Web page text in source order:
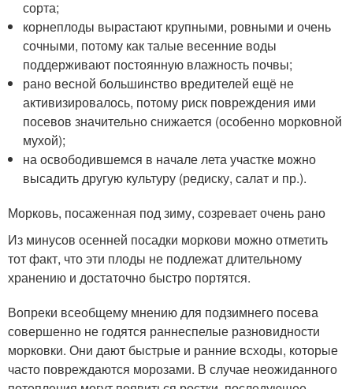
сорта;
корнеплоды вырастают крупными, ровными и очень
сочными, потому как талые весенние воды
поддерживают постоянную влажность почвы;
рано весной большинство вредителей ещё не
активизировалось, потому риск повреждения ими
посевов значительно снижается (особенно морковной
мухой);
на освободившемся в начале лета участке можно
высадить другую культуру (редиску, салат и пр.).
Морковь, посаженная под зиму, созревает очень рано
Из минусов осенней посадки моркови можно отметить
тот факт, что эти плоды не подлежат длительному
хранению и достаточно быстро портятся.
Вопреки всеобщему мнению для подзимнего посева
совершенно не годятся раннеспелые разновидности
морковки. Они дают быстрые и ранние всходы, которые
часто повреждаются морозами. В случае неожиданного